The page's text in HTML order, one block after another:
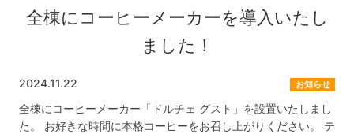
全棟にコーヒーメーカーを導入いたし
ました！
2024.11.22 お知らせ
全棟にコーヒーメーカー「ドルチェ グスト」を設置いたしまし
た。 お好きな時間に本格コーヒーをお召し上がりください。 テ